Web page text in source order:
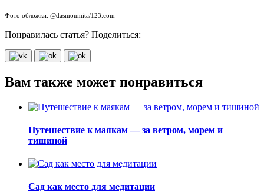
Фото обложки: @dasmoumita/123.com
Понравилась статья? Поделиться:
Вам также может понравиться
Путешествие к маякам — за ветром, морем и
тишиной
Сад как место для медитации